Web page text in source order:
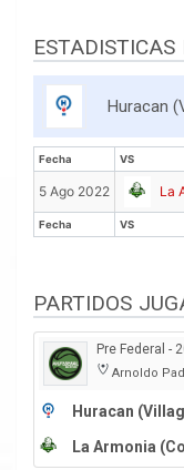
ESTADISTICAS
Huracan
Fecha VS
Fecha VS
5 Ago 2022 La
Fecha VS
PARTIDOS
Pre Federal -
Arnoldo Padre
Huracan
La Armonia